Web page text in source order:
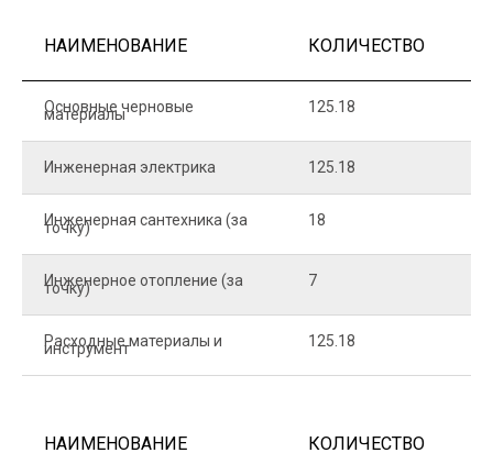
НАИМЕНОВАНИЕ КОЛИЧЕСТВО
Основные черновые
материалы 125.18
Инженерная электрика 125.18
Инженерная сантехника (за
точку) 18
Инженерное отопление (за
точку) 7
Расходные материалы и
инструмент 125.18
НАИМЕНОВАНИЕ КОЛИЧЕСТВО